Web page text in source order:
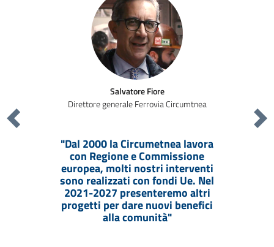
Salvatore Fiore
Direttore generale Ferrovia Circumtnea
"Dal 2000 la Circumetnea lavora
con Regione e Commissione
europea, molti nostri interventi
sono realizzati con fondi Ue. Nel
2021-2027 presenteremo altri
progetti per dare nuovi benefici
alla comunità"
Precedente